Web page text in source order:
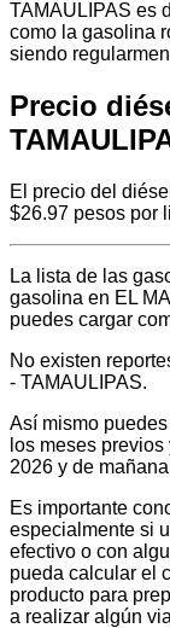
TAMAULIPAS es
como la gasolina
siendo
Precio
El precio del
$26.97 pesos por
La lista de las
gasolina en EL
puedes cargar
No existen
- TAMAULIPAS.
Así mismo
los meses
2026 y de
Es importante
especialmente si
efectivo o con
pueda calcular el
producto para
a realizar algún